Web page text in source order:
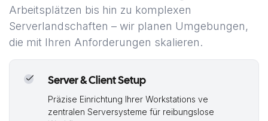
Arbeitsplätzen bis hin zu komplexen
Serverlandschaften – wir planen Umgebungen,
die mit Ihren Anforderungen skalieren.
Server & Client Setup
Präzise Einrichtung Ihrer Workstations ve
zentralen Serversysteme für reibungslose